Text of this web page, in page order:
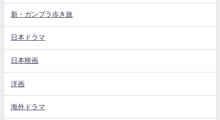
新・ガンプラ歩き旅
日本ドラマ
日本映画
洋画
海外ドラマ